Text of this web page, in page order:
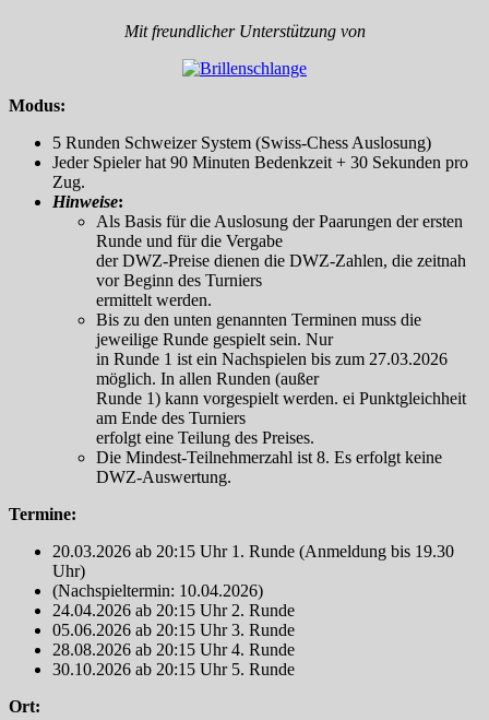
Mit freundlicher Unterstützung von
Modus:
5 Runden Schweizer System (Swiss-Chess Auslosung)
Jeder Spieler hat 90 Minuten Bedenkzeit + 30 Sekunden pro
Zug.
Hinweise:
Als Basis für die Auslosung der Paarungen der ersten
Runde und für die Vergabe
der DWZ-Preise dienen die DWZ-Zahlen, die zeitnah
vor Beginn des Turniers
ermittelt werden.
Bis zu den unten genannten Terminen muss die
jeweilige Runde gespielt sein. Nur
in Runde 1 ist ein Nachspielen bis zum 27.03.2026
möglich. In allen Runden (außer
Runde 1) kann vorgespielt werden. ei Punktgleichheit
am Ende des Turniers
erfolgt eine Teilung des Preises.
Die Mindest-Teilnehmerzahl ist 8. Es erfolgt keine
DWZ-Auswertung.
Termine:
20.03.2026 ab 20:15 Uhr 1. Runde (Anmeldung bis 19.30
Uhr)
(Nachspieltermin: 10.04.2026)
24.04.2026 ab 20:15 Uhr 2. Runde
05.06.2026 ab 20:15 Uhr 3. Runde
28.08.2026 ab 20:15 Uhr 4. Runde
30.10.2026 ab 20:15 Uhr 5. Runde
Ort: